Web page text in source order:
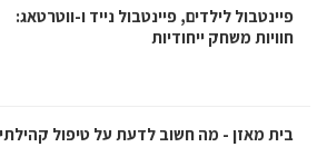
פיינטבול לילדים, פיינטבול נייד ו-ווטרטאג:
חוויות משחק ייחודיות
בית מאזן - מה חשוב לדעת על טיפול קהילתי